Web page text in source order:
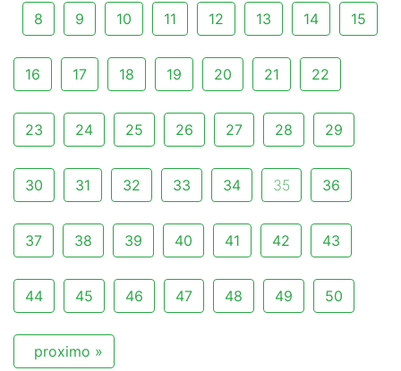
8 9 10 11 12 13 14 15
16 17 18 19 20 21 22
23 24 25 26 27 28 29
30 31 32 33 34 35 36
37 38 39 40 41 42 43
44 45 46 47 48 49 50
proximo »